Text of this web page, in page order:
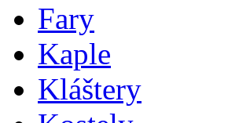
Fary
Kaple
Kláštery